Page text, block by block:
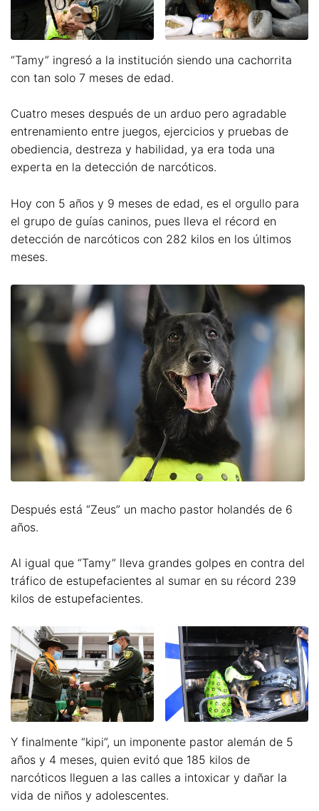
“Tamy” ingresó a la institución siendo una cachorrita
con tan solo 7 meses de edad.
Cuatro meses después de un arduo pero agradable
entrenamiento entre juegos, ejercicios y pruebas de
obediencia, destreza y habilidad, ya era toda una
experta en la detección de narcóticos.
Hoy con 5 años y 9 meses de edad, es el orgullo para
el grupo de guías caninos, pues lleva el récord en
detección de narcóticos con 282 kilos en los últimos
meses.
Después está “Zeus” un macho pastor holandés de 6
años.
Al igual que “Tamy” lleva grandes golpes en contra del
tráfico de estupefacientes al sumar en su récord 239
kilos de estupefacientes.
Y finalmente “kipi”, un imponente pastor alemán de 5
años y 4 meses, quien evitó que 185 kilos de
narcóticos lleguen a las calles a intoxicar y dañar la
vida de niños y adolescentes.